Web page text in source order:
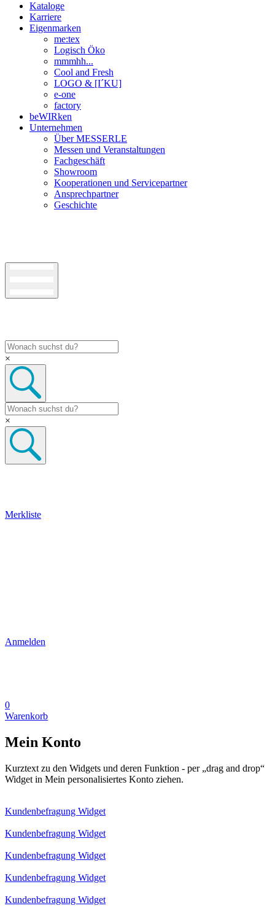
Kataloge
Karriere
Eigenmarken
me:tex
Logisch Öko
mmmhh...
Cool and Fresh
LOGO & [I´KU]
e-one
factory
beWIRken
Unternehmen
Über MESSERLE
Messen und Veranstaltungen
Fachgeschäft
Showroom
Kooperationen und Servicepartner
Ansprechpartner
Geschichte
×
×
Merkliste
Anmelden
0
Warenkorb
Mein Konto
Kurztext zu den Widgets und deren Funktion - per „drag and drop“
Widget in Mein personalisiertes Konto ziehen.
Kundenbefragung Widget
Kundenbefragung Widget
Kundenbefragung Widget
Kundenbefragung Widget
Kundenbefragung Widget